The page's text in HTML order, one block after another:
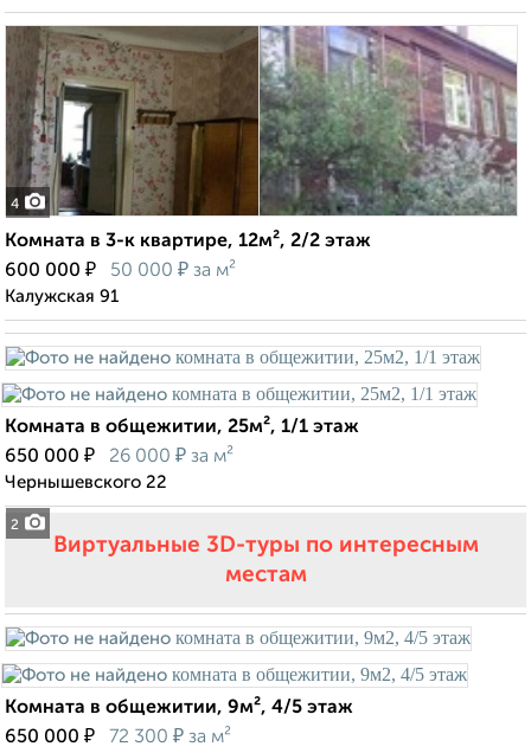
4
Комната в 3-к квартире, 12м², 2/2 этаж
600 000 ₽ 50 000 ₽ за м²
Калужская 91
2
Комната в общежитии, 25м², 1/1 этаж
650 000 ₽ 26 000 ₽ за м²
Чернышевского 22
Виртуальные 3D-туры по интересным
местам
Комната в общежитии, 9м², 4/5 этаж
650 000 ₽ 72 300 ₽ за м²